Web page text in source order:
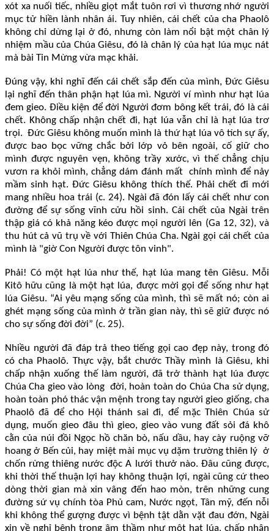
xót xa nuối tiếc, nhiều giọt mắt tuôn rơi vì thương nhớ người
mục tử hiền lành nhân ái. Tuy nhiên, cái chết của cha Phaolô
không chỉ dừng lại ở đó, nhưng còn làm nổi bật một chân lý
nhiệm mầu của Chúa Giêsu, đó là chân lý của hạt lúa mục nát
mà bài Tin Mừng vừa mạc khải.
Đúng vậy, khi nghĩ đến cái chết sắp đến của mình, Đức Giêsu
lại nghĩ đến thân phận hạt lúa mì. Người ví mình như hạt lúa
đem gieo. Điều kiện để đời Người đơm bông kết trái, đó là cái
chết. Không chấp nhận chết đi, hạt lúa vẫn chỉ là hạt lúa trơ
trọi. Đức Giêsu không muốn mình là thứ hạt lúa vô tích sự ấy,
được bao bọc vững chắc bởi lớp vỏ bên ngoài, cố giữ cho
mình được nguyên vẹn, không trầy xước, vì thế chẳng chịu
vươn ra khỏi mình, chẳng dám đánh mất chính mình để nảy
mầm sinh hạt. Đức Giêsu không thích thế. Phải chết đi mới
mang nhiều hoa trái (c. 24). Ngài đã đón lấy cái chết như con
đường để sự sống vĩnh cửu hồi sinh. Cái chết của Ngài trên
thập giá có khả năng kéo được mọi người lên (Ga 12, 32), và
thu hút cả vũ trụ về với Thiên Chúa Cha. Ngài gọi cái chết của
mình là "giờ Con Người được tôn vinh".
Phải! Có một hạt lúa như thế, hạt lúa mang tên Giêsu. Mỗi
Kitô hữu cũng là một hạt lúa, được mời gọi để sống như hạt
lúa Giêsu. “Ai yêu mạng sống của mình, thì sẽ mất nó; còn ai
ghét mạng sống của mình ở trần gian này, thì sẽ giữ được nó
cho sự sống đời đời” (c. 25).
Nhiều người đã đáp trả theo tiếng gọi cao đẹp này, trong đó
có cha Phaolô. Thực vậy, bắt chước Thầy mình là Giêsu, khi
chấp nhận xuống thế làm người, đã trở thành hạt lúa được
Chúa Cha gieo vào lòng đời, hoàn toàn do Chúa Cha sử dụng,
hoàn toàn phó thác vận mệnh trong tay người gieo giống, cha
Phaolô đã để cho Hội thánh sai đi, để mặc Thiên Chúa sử
dụng, muốn gieo đâu thì gieo, gieo vào vung đất sỏi đá khô
cằn của núi đồi Ngọc hồ chăn bò, nấu dầu, hay cày ruộng vỡ
hoang ở Bến củi, hay miệt mài mục vụ dặm trường thiên lý ở
chốn rừng thiêng nước độc A lưới thưở nào. Đâu cũng được,
khi thời thế thuận lợi hay không thuận lợi, ngài cũng cứ theo
dòng thời gian mà xin vâng đến hao mòn, trên những cung
đường sứ vụ chính tòa Phủ cam, Nước ngọt, Tân mỹ, đến nỗi
khi không thể gượng được vì bệnh tật dằn vặt đau đớn, Ngài
xin về nghỉ bệnh trong âm thầm như một hạt lúa, chấp nhận